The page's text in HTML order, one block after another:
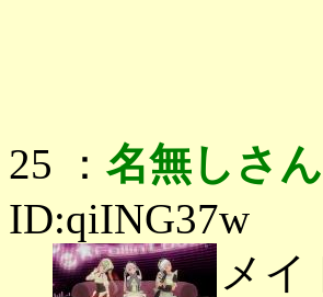
25 ： 名無しさん
ID:qiING37w
メ